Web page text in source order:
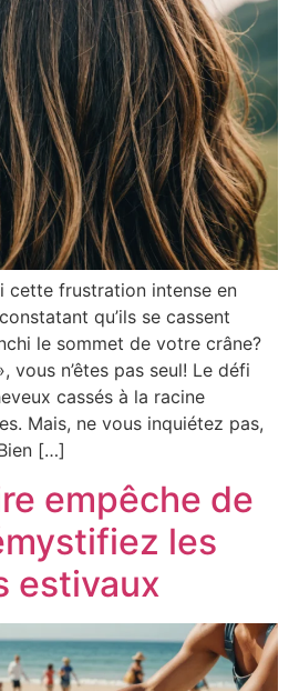
cette frustration intense en
qu’ils se cassent
le sommet de votre crâne?
vous n’êtes pas seul! Le défi
cassés à la racine
Mais, ne vous inquiétez pas,
[…]
empêche de
les
estivaux